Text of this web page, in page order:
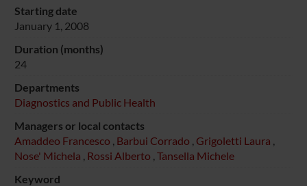
Starting date
January 1, 2008
Duration (months)
24
Departments
Diagnostics and Public Health
Managers or local contacts
Amaddeo Francesco , Barbui Corrado , Grigoletti Laura ,
Nose' Michela , Rossi Alberto , Tansella Michele
Keyword